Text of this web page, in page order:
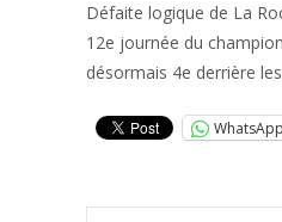
Défaite logique de La
12e journée du
désormais 4e derrière
WhatsApp